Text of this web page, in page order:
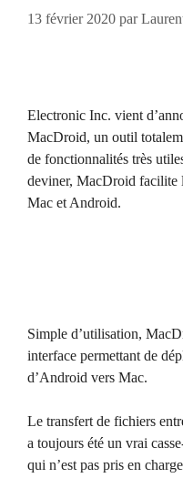
13 février 2020 par
Electronic Inc. vient
MacDroid, un outil
de fonctionnalités très
deviner, MacDroid facilite
Mac et Android.
Simple d’utilisation,
interface permettant de
d’Android vers Mac.
Le transfert de fichiers
a toujours été un vrai
qui n’est pas pris en